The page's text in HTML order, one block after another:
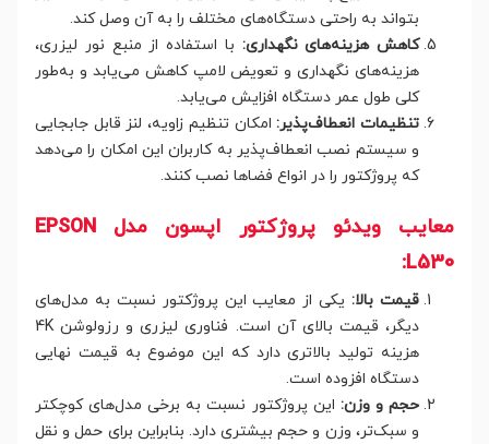
بتواند به راحتی دستگاه‌های مختلف را به آن وصل کند.
کاهش هزینه‌های نگهداری: با استفاده از منبع نور لیزری،
هزینه‌های نگهداری و تعویض لامپ کاهش می‌یابد و به‌طور
کلی طول عمر دستگاه افزایش می‌یابد.
تنظیمات انعطاف‌پذیر: امکان تنظیم زاویه، لنز قابل جابجایی
و سیستم نصب انعطاف‌پذیر به کاربران این امکان را می‌دهد
که پروژکتور را در انواع فضاها نصب کنند.
معایب ویدئو پروژکتور اپسون مدل EPSON
L530:
قیمت بالا: یکی از معایب این پروژکتور نسبت به مدل‌های
دیگر، قیمت بالای آن است. فناوری لیزری و رزولوشن 4K
هزینه تولید بالاتری دارد که این موضوع به قیمت نهایی
دستگاه افزوده است.
حجم و وزن: این پروژکتور نسبت به برخی مدل‌های کوچکتر
و سبک‌تر، وزن و حجم بیشتری دارد. بنابراین برای حمل و نقل